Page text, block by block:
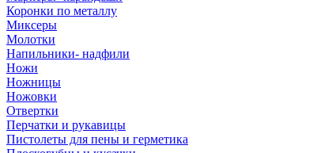
Коронки по металлу
Миксеры
Молотки
Напильники- надфили
Ножи
Ножницы
Ножовки
Отвертки
Перчатки и рукавицы
Пистолеты для пены и герметика